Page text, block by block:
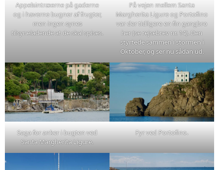
Appelsintræerne på gaderne
og i haverne bugner af frugter,
men ingen synes
tilsyneladende at de skal spises.
På vejen mellem Santa
Margherita Ligure og Portofino
var der tidligere en fin gangbro
her (se rejsebrev nr. 14). Den
styrtede sammen i stormen i
Oktober, og ser nu sådan ud.
Saga for anker i bugten ved
Santa Margherita Ligure.
Fyr ved Portofino.